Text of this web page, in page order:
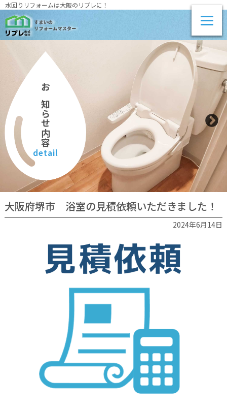
水回りリフォームは大阪のリプレに！
お知らせ内容
detail
大阪府堺市 浴室の見積依頼いただきました！
2024年6月14日